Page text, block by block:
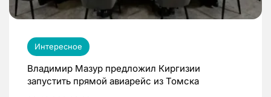
Интересное
Владимир Мазур предложил Киргизии
запустить прямой авиарейс из Томска